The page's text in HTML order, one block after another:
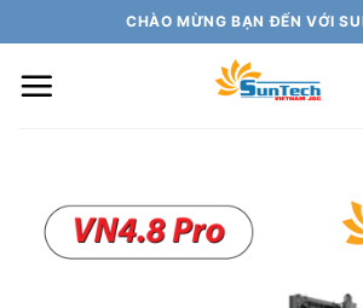
to
content
CHÀO MỪNG BẠN ĐẾN VỚI